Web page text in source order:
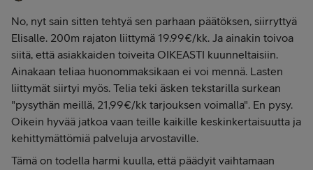
No, nyt sain sitten tehtyä sen parhaan päätöksen, siirryttyä
Elisalle. 200m rajaton liittymä 19.99€/kk. Ja ainakin toivoa
siitä, että asiakkaiden toiveita OIKEASTI kuunneltaisiin.
Ainakaan teliaa huonommaksikaan ei voi mennä. Lasten
liittymät siirtyi myös. Telia teki äsken tekstarilla surkean
"pysythän meillä, 21,99€/kk tarjouksen voimalla". En pysy.
Oikein hyvää jatkoa vaan teille kaikille keskinkertaisuutta ja
kehittymättömiä palveluja arvostaville.
Tämä on todella harmi kuulla, että päädyit vaihtamaan